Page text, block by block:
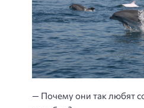
— Почему они так любят